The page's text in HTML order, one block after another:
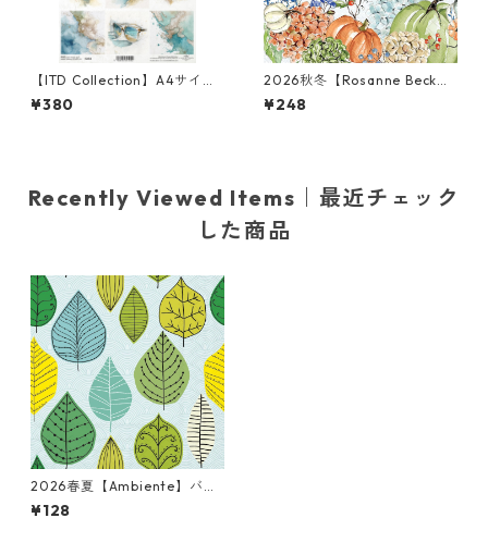
【ITD Collection】A4サイズ
ライスペーパー R2853 デコパ
ージュ
¥380
2026秋冬【Rosanne Beck】
バラ売り2枚 カクテルサイズ
ペーパーナプキン Fall Hydran
¥248
Recently Viewed Items｜最近チェック
した商品
2026春夏【Ambiente】バラ
売り2枚 ランチサイズ ペーパ
ーナプキン Leaf veins グリー
¥128